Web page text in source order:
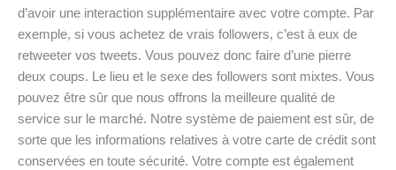
d’avoir une interaction supplémentaire avec votre compte. Par
exemple, si vous achetez de vrais followers, c’est à eux de
retweeter vos tweets. Vous pouvez donc faire d’une pierre
deux coups. Le lieu et le sexe des followers sont mixtes. Vous
pouvez être sûr que nous offrons la meilleure qualité de
service sur le marché. Notre système de paiement est sûr, de
sorte que les informations relatives à votre carte de crédit sont
conservées en toute sécurité. Votre compte est également